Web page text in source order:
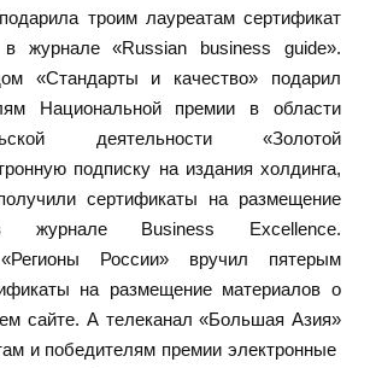
троим лауреатам сертификат
журнале «Russian business guide».
«Стандарты и качество» подарил
Национальной премии в области
деятельности «Золотой
подписку на издания холдинга,
сертификаты на размещение
журнале Business Excellence.
России» вручил пятерым
на размещение материалов о
сайте. А телеканал «Большая Азия»
и победителям премии электронные